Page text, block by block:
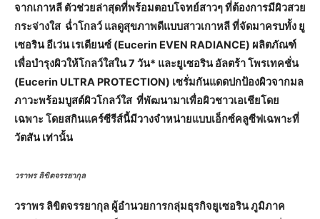
จากเกาหลี ตัวช่วยล่าสุดที่พร้อมตอบโจทย์สาวๆ ที่ต้องการมีผิวสวย
กระจ่างใส ฉ่ำโกลว์ แลดูสุขภาพดีแบบสาวเกาหลี ที่จัดมาครบทั้ง ยู
เซอริน อีเว่น เรเดียนซ์ (Eucerin EVEN RADIANCE) ผลิตภัณฑ์
เพื่อบำรุงผิวให้โกลว์ใสใน 7 วัน* และยูเซอริน อัลตร้า โพรเทคชั่น
(Eucerin ULTRA PROTECTION) เซรั่มกันแดดปกป้องผิวจากมล
ภาวะพร้อมบูสต์ผิวโกลว์ใส ที่พัฒนามาเพื่อผิวชาวเอเชียโดย
เฉพาะ โดยสกินแคร์ซีรีส์นี้มีวางจำหน่ายแบบเอ็กซ์คลูซีฟเฉพาะที่
วัตสัน เท่านั้น
วราพร ลิขิตจรรยากุล
วราพร ลิขิตจรรยากุล ผู้อำนวยการกลุ่มธุรกิจยูเซอริน ภูมิภาค